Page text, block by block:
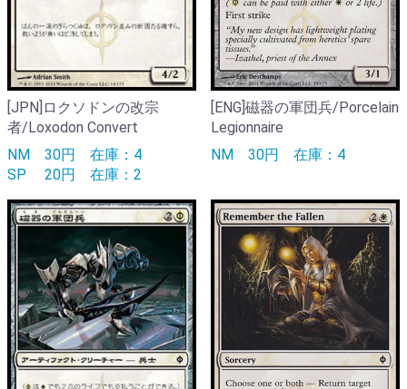
[JPN]ロクソドンの改宗
者/Loxodon Convert
NM 30円 在庫：4
SP
20円 在庫：2
[ENG]磁器の軍団兵/Porcelain
Legionnaire
NM 30円 在庫：4